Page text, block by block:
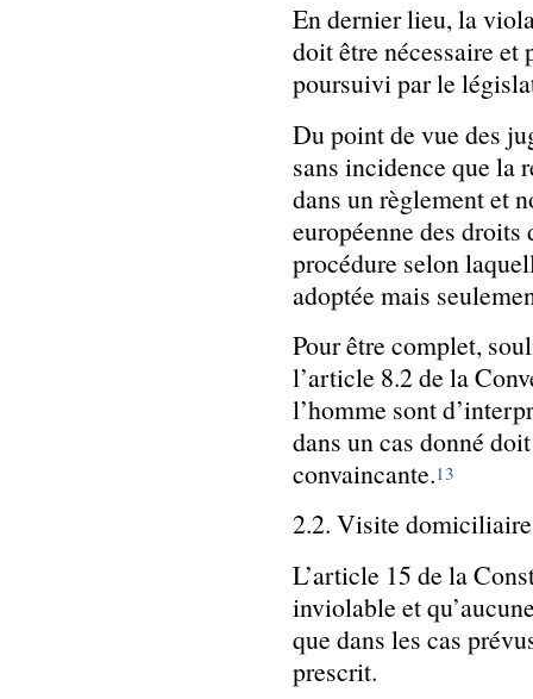
En dernier lieu, la
doit être nécessaire
poursuivi par le
Du point de vue des
sans incidence que la
dans un règlement et
européenne des droits
procédure selon
adoptée mais
Pour être complet,
l’article 8.2 de la
l’homme sont
dans un cas donné
convaincante.13
2.2. Visite
L’article 15 de la
inviolable et
que dans les cas
prescrit.